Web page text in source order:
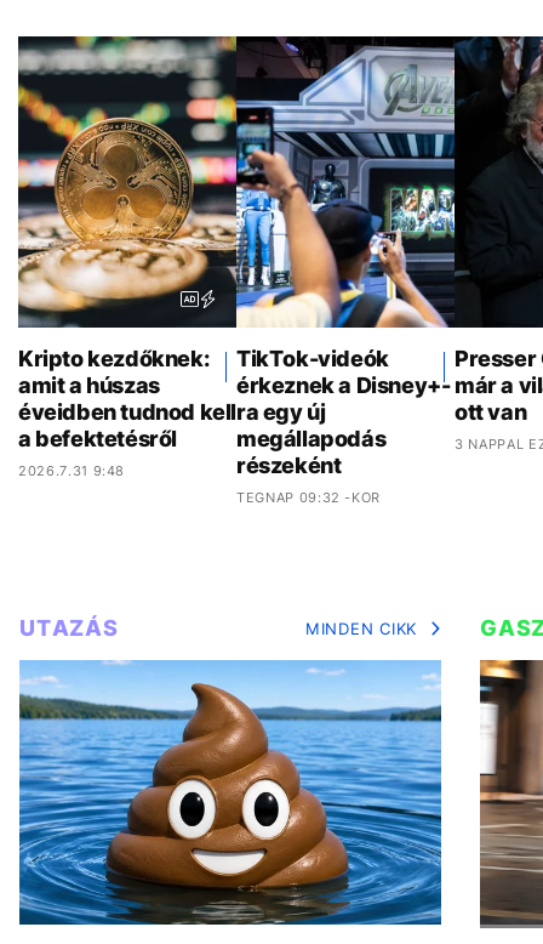
Kripto kezdőknek:
amit a húszas
éveidben tudnod kell
a befektetésről
2026.7.31 9:48
TikTok-videók
érkeznek a Disney+-
ra egy új
megállapodás
részeként
TEGNAP 09:32 -KOR
Presser
már a
ott van
3 NAPPAL
UTAZÁS MINDEN CIKK